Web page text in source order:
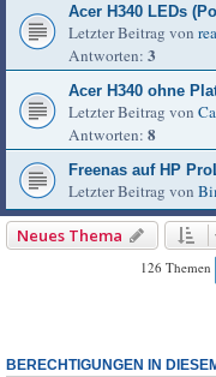
Acer H340 LEDs
Letzter Beitrag von
Antworten: 3
Acer H340 ohne
Letzter Beitrag von
Antworten: 8
Freenas auf HP
Letzter Beitrag von
Neues Thema
126 Themen
BERECHTIGUNGEN IN